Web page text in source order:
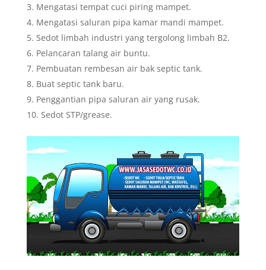
Mengatasi tempat cuci piring mampet.
Mengatasi saluran pipa kamar mandi mampet.
Sedot limbah industri yang tergolong limbah B2.
Pelancaran talang air buntu.
Pembuatan rembesan air bak septic tank.
Buat septic tank baru.
Penggantian pipa saluran air yang rusak.
Sedot STP/grease.